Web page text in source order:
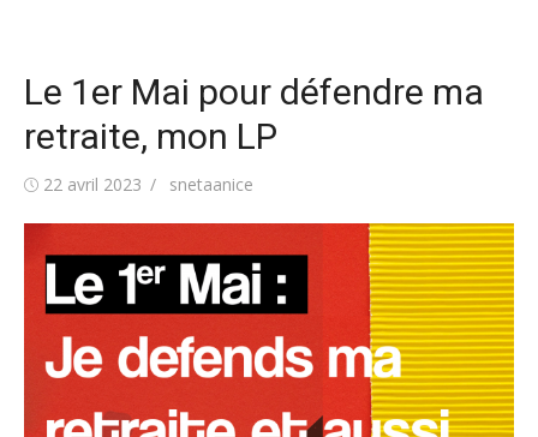
Le 1er Mai pour défendre ma
retraite, mon LP
Publié22 avril 2023 Auteur/autrice
snetaanice